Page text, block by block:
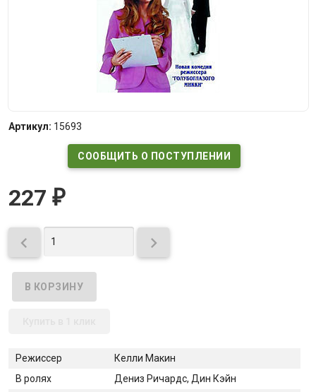
Артикул: 15693
СООБЩИТЬ О ПОСТУПЛЕНИИ
227 ₽
 
Режиссер
Келли Макин
В ролях
Дениз Ричардс, Дин Кэйн